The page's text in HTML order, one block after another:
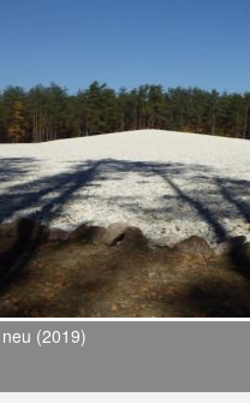
(2019)